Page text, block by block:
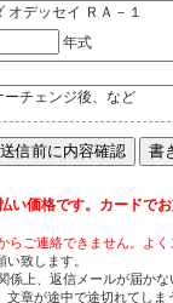
オデッセイ ＲＡ－１
年式
ーチェンジ後、など
価格です。カードでお
ご連絡できません。よく
致します。
上、返信メールが届かな
章が途中で途切れてしま